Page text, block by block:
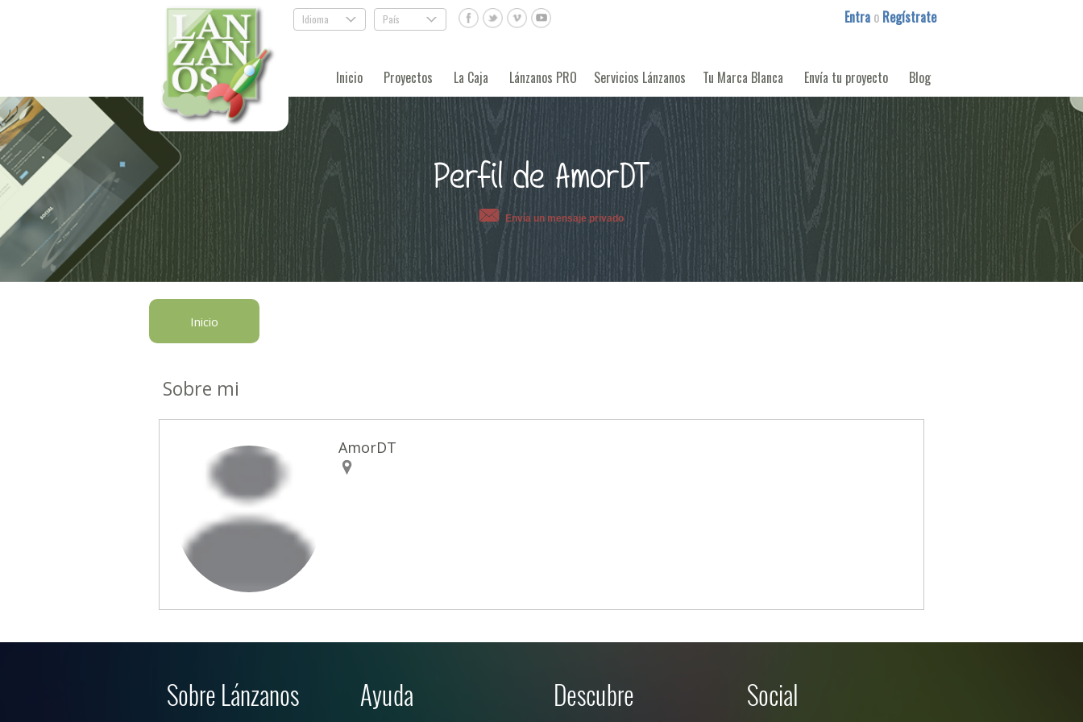
Idioma . País . Entra o Regístrate
Inicio Proyectos La Caja Lánzanos PRO Servicios Lánzanos Tu Marca Blanca Envía tu proyecto Blog
Perfil de AmorDT
Envía un mensaje privado
Inicio
Sobre mi
AmorDT
Sobre Lánzanos Ayuda Descubre Social